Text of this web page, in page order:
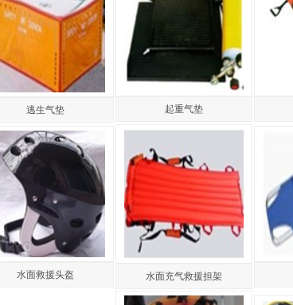
逃生气垫 起重气垫
水面救援头盔 水面充气救援担架